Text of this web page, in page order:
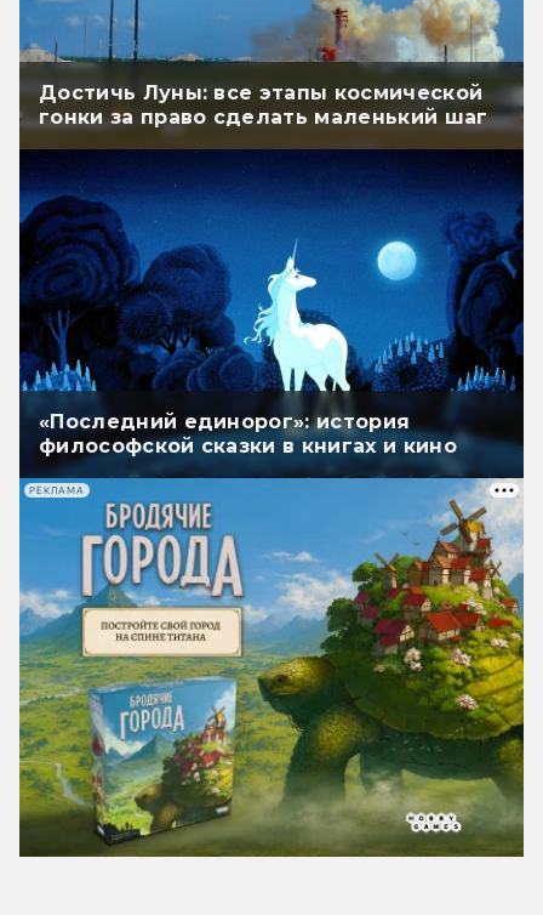
Достичь Луны: все этапы космической
гонки за право сделать маленький шаг
«Последний единорог»: история
философской сказки в книгах и кино
РЕКЛАМА